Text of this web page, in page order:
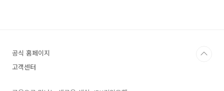
공식 홈페이지
고객센터